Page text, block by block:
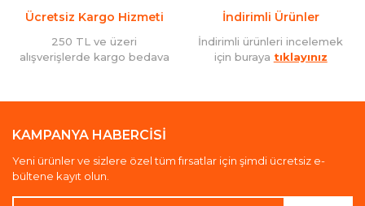
Ücretsiz Kargo Hizmeti
250 TL ve üzeri
alışverişlerde kargo bedava
İndirimli Ürünler
İndirimli ürünleri incelemek
için buraya tıklayınız
KAMPANYA HABERCİSİ
Yeni ürünler ve sizlere özel tüm fırsatlar için şimdi ücretsiz e-
bültene kayıt olun.